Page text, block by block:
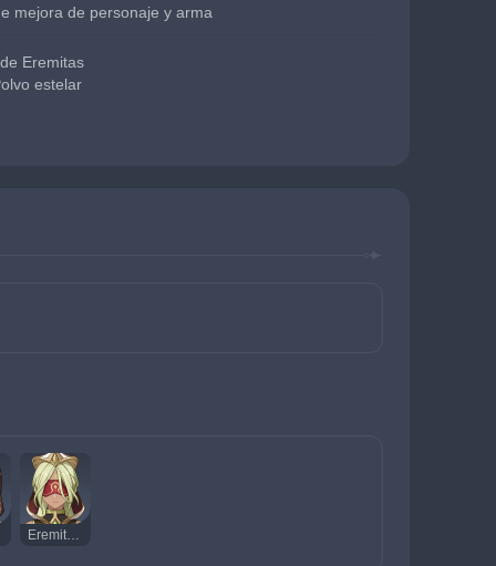
mejora de personaje y arma
Eremitas
estelar
Eremita Danzacróbata